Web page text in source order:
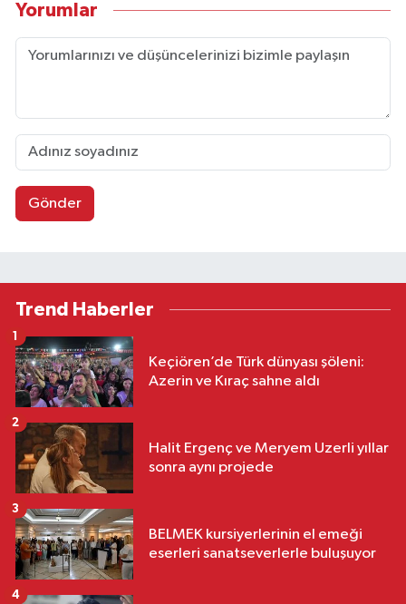
Yorumlar
Gönder
Trend Haberler
Keçiören’de Türk dünyası şöleni:
Azerin ve Kıraç sahne aldı
1
Halit Ergenç ve Meryem Uzerli yıllar
sonra aynı projede
2
BELMEK kursiyerlerinin el emeği
eserleri sanatseverlerle buluşuyor
3
4